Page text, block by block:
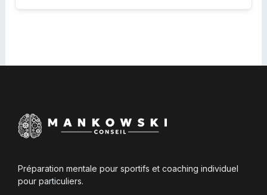
Préparation mentale pour sportifs et coaching individuel
pour particuliers.